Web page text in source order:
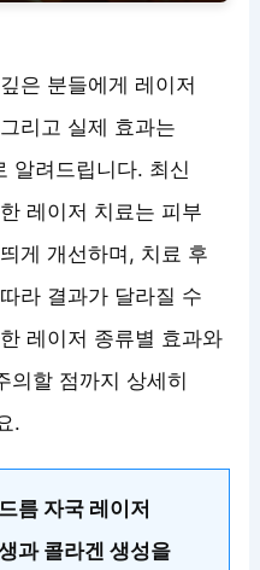
은 분들에게 레이저
리고 실제 효과는
알려드립니다. 최신
레이저 치료는 피부
게 개선하며, 치료 후
라 결과가 달라질 수
레이저 종류별 효과와
의할 점까지 상세히
.
름 자국 레이저
과 콜라겐 생성을